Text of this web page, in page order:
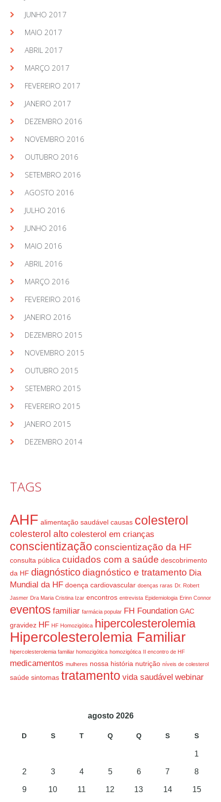
JUNHO 2017
MAIO 2017
ABRIL 2017
MARÇO 2017
FEVEREIRO 2017
JANEIRO 2017
DEZEMBRO 2016
NOVEMBRO 2016
OUTUBRO 2016
SETEMBRO 2016
AGOSTO 2016
JULHO 2016
JUNHO 2016
MAIO 2016
ABRIL 2016
MARÇO 2016
FEVEREIRO 2016
JANEIRO 2016
DEZEMBRO 2015
NOVEMBRO 2015
OUTUBRO 2015
SETEMBRO 2015
FEVEREIRO 2015
JANEIRO 2015
DEZEMBRO 2014
TAGS
AHF alimentação saudável causas colesterol
colesterol alto colesterol em crianças
conscientização conscientização da HF
consulta pública cuidados com a saúde descobrimento
da HF diagnósticodiagnóstico e tratamento Dia
Mundial da HF doença cardiovascular doenças raras Dr. Robert
Jasmer Dra Maria Cristina Izar encontros entrevista Epidemiologia Erinn Connor
eventos familiar farmácia popular FH Foundation GAC
gravidez HF HF Homozigótica hipercolesterolemia
Hipercolesterolemia Familiar
hipercolesterolemia familiar homozigótica homozigótica II encontro de HF
medicamentos mulheres nossa história nutrição níveis de colesterol
saúde sintomas tratamento vida saudável webinar
agosto 2026
D S T Q Q S S
1
2 3 4 5 6 7 8
9 10 11 12 13 14 15